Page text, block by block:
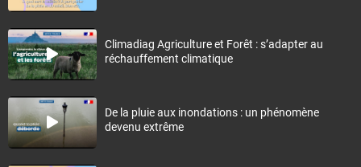
Climadiag Agriculture et Forêt : s’adapter au
réchauffement climatique
De la pluie aux inondations : un phénomène
devenu extrême